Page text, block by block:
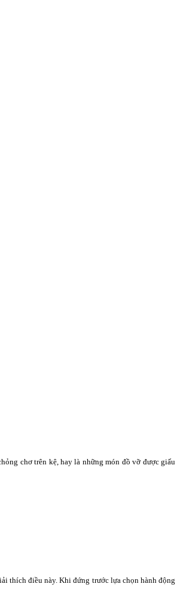
chơ trên kệ, hay là những món đồ vỡ được giấu
thích điều này. Khi đứng trước lựa chọn hành động